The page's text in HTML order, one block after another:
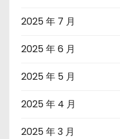
2025 年 7 月
2025 年 6 月
2025 年 5 月
2025 年 4 月
2025 年 3 月